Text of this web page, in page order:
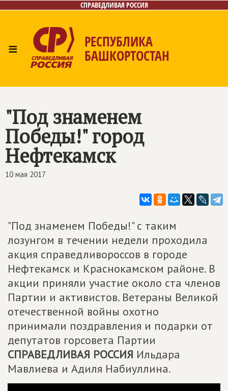
СПРАВЕДЛИВАЯ РОССИЯ
≡ РЕСПУБЛИКА
БАШКОРТОСТАН
"Под знаменем
Победы!" город
Нефтекамск
10 мая 2017
"Под знаменем Победы!" с таким
лозунгом в течении недели проходила
акция справедливороссов в городе
Нефтекамск и Краснокамском районе. В
акции приняли участие около ста членов
Партии и активистов. Ветераны Великой
отечественной войны охотно
принимали поздравления и подарки от
депутатов горсовета Партии
СПРАВЕДЛИВАЯ РОССИЯ Ильдара
Мавлиева и Адиля Набиуллина.